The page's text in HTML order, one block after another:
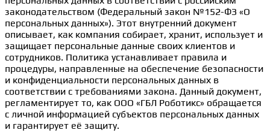
законодательством (Федеральный закон №152-ФЗ «О
персональных данных»). Этот внутренний документ
описывает, как компания собирает, хранит, использует и
защищает персональные данные своих клиентов и
сотрудников. Политика устанавливает правила и
процедуры, направленные на обеспечение безопасности
и конфиденциальности персональных данных в
соответствии с требованиями закона. Данный документ,
регламентирует то, как ООО «ГБЛ Роботикс» обращается
с личной информацией субъектов персональных данных
и гарантирует её защиту.